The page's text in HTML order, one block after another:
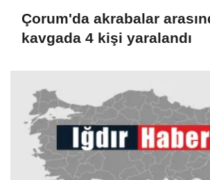
Çorum'da akrabalar
kavgada 4 kişi yaralandı